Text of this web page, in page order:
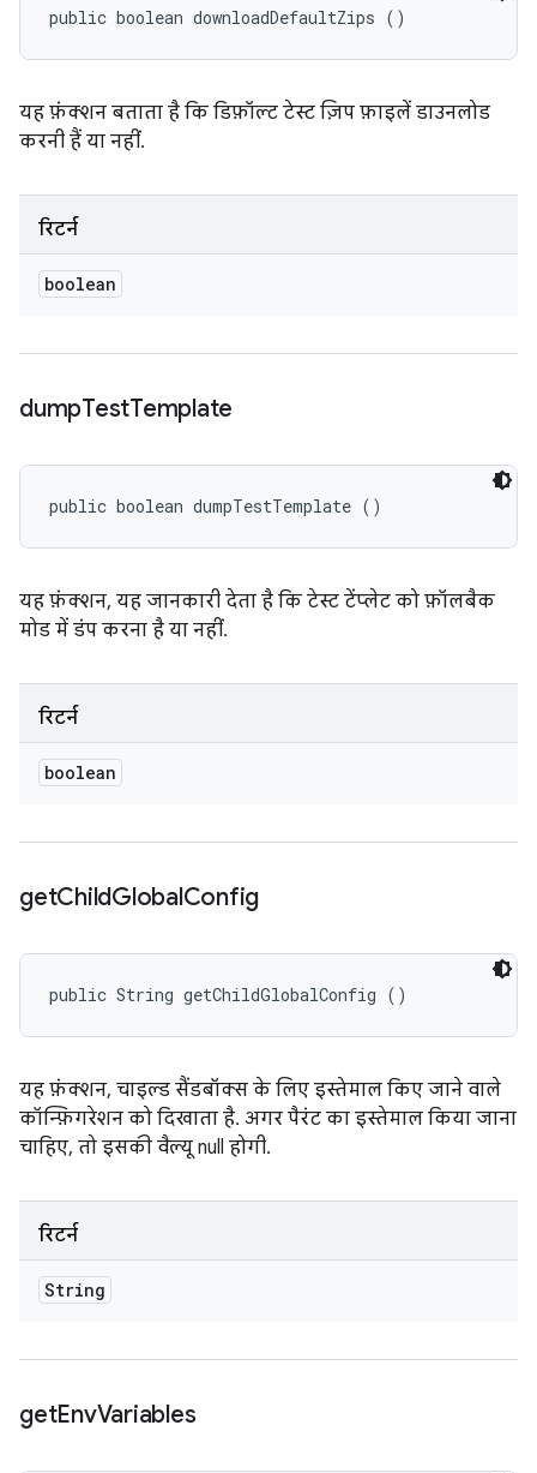
public boolean downloadDefaultZips ()
यह फ़ंक्शन बताता है कि डिफ़ॉल्ट टेस्ट ज़िप फ़ाइलें डाउनलोड
करनी हैं या नहीं.
रिटर्न
boolean
dumpTestTemplate
public boolean dumpTestTemplate ()
यह फ़ंक्शन, यह जानकारी देता है कि टेस्ट टेंप्लेट को फ़ॉलबैक
मोड में डंप करना है या नहीं.
रिटर्न
boolean
getChildGlobalConfig
public String getChildGlobalConfig ()
यह फ़ंक्शन, चाइल्ड सैंडबॉक्स के लिए इस्तेमाल किए जाने वाले
कॉन्फ़िगरेशन को दिखाता है. अगर पैरंट का इस्तेमाल किया जाना
चाहिए, तो इसकी वैल्यू null होगी.
रिटर्न
String
getEnvVariables